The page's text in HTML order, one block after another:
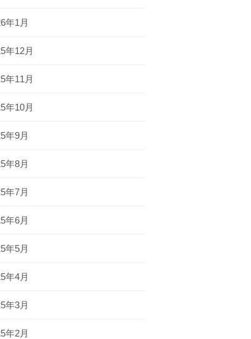
年1月
年12月
年11月
年10月
年9月
年8月
年7月
年6月
年5月
年4月
年3月
年2月